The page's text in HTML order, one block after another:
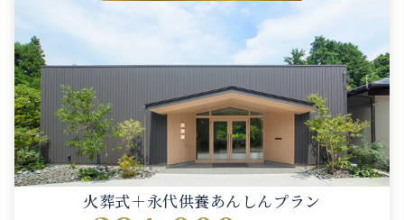
火葬式＋永代供養あんしんプラン